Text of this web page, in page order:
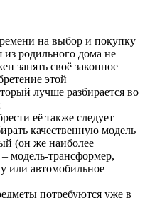
на выбор и покупку
из родильного дома не
занять своё законное
этой
лучше разбирается во
её также следует
качественную модель
(он же наиболее
модель-трансформер,
или автомобильное
потребуются уже в